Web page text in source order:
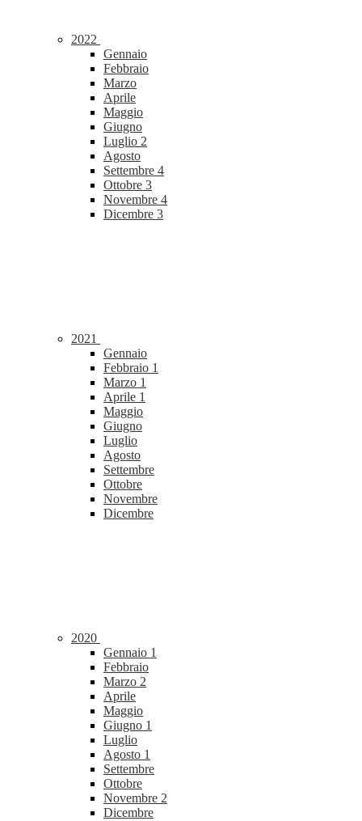
2022
Gennaio
Febbraio
Marzo
Aprile
Maggio
Giugno
Luglio 2
Agosto
Settembre 4
Ottobre 3
Novembre 4
Dicembre 3
2021
Gennaio
Febbraio 1
Marzo 1
Aprile 1
Maggio
Giugno
Luglio
Agosto
Settembre
Ottobre
Novembre
Dicembre
2020
Gennaio 1
Febbraio
Marzo 2
Aprile
Maggio
Giugno 1
Luglio
Agosto 1
Settembre
Ottobre
Novembre 2
Dicembre